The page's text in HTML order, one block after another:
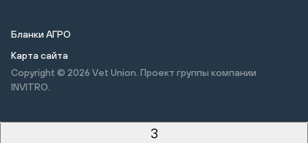
Бланки АГРО
Карта сайта
Copyright © 2026 Vet Union. Проект группы компании
INVITRO.
3